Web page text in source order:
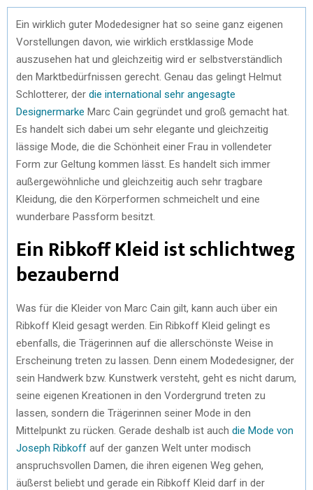
Ein wirklich guter Modedesigner hat so seine ganz eigenen
Vorstellungen davon, wie wirklich erstklassige Mode
auszusehen hat und gleichzeitig wird er selbstverständlich
den Marktbedürfnissen gerecht. Genau das gelingt Helmut
Schlotterer, der die international sehr angesagte
Designermarke Marc Cain gegründet und groß gemacht hat.
Es handelt sich dabei um sehr elegante und gleichzeitig
lässige Mode, die die Schönheit einer Frau in vollendeter
Form zur Geltung kommen lässt. Es handelt sich immer
außergewöhnliche und gleichzeitig auch sehr tragbare
Kleidung, die den Körperformen schmeichelt und eine
wunderbare Passform besitzt.
Ein Ribkoff Kleid ist schlichtweg
bezaubernd
Was für die Kleider von Marc Cain gilt, kann auch über ein
Ribkoff Kleid gesagt werden. Ein Ribkoff Kleid gelingt es
ebenfalls, die Trägerinnen auf die allerschönste Weise in
Erscheinung treten zu lassen. Denn einem Modedesigner, der
sein Handwerk bzw. Kunstwerk versteht, geht es nicht darum,
seine eigenen Kreationen in den Vordergrund treten zu
lassen, sondern die Trägerinnen seiner Mode in den
Mittelpunkt zu rücken. Gerade deshalb ist auch die Mode von
Joseph Ribkoff auf der ganzen Welt unter modisch
anspruchsvollen Damen, die ihren eigenen Weg gehen,
äußerst beliebt und gerade ein Ribkoff Kleid darf in der